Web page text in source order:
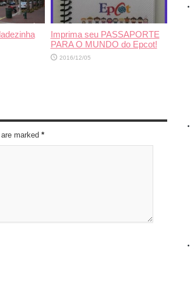
Imprima seu PASSAPORTE
PARA O MUNDO do Epcot!
2016/12/05
marked *